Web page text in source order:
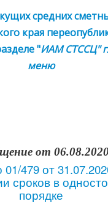
средних
края
"ИАМ СТССЦ"
меню
от
479 от
сроков в
порядке